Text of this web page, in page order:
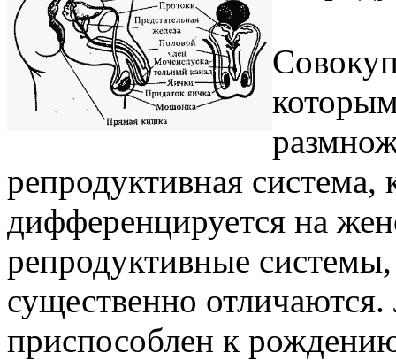
репродуктивная система,
дифференцируется на
репродуктивные
существенно
приспособлен к